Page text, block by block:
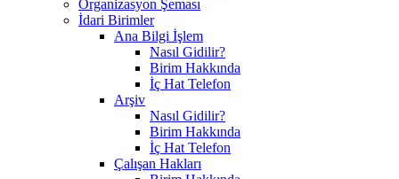
Organizasyon Şeması
İdari Birimler
Ana Bilgi İşlem
Nasıl Gidilir?
Birim Hakkında
İç Hat Telefon
Arşiv
Nasıl Gidilir?
Birim Hakkında
İç Hat Telefon
Çalışan Hakları